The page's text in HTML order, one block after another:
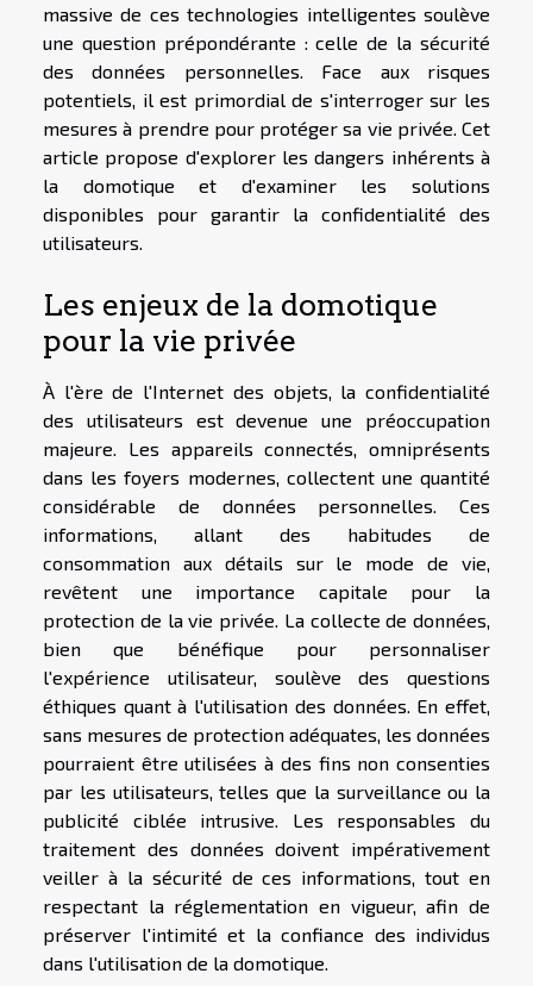
massive de ces technologies intelligentes soulève
une question prépondérante : celle de la sécurité
des données personnelles. Face aux risques
potentiels, il est primordial de s'interroger sur les
mesures à prendre pour protéger sa vie privée. Cet
article propose d'explorer les dangers inhérents à
la domotique et d'examiner les solutions
disponibles pour garantir la confidentialité des
utilisateurs.
Les enjeux de la domotique
pour la vie privée
À l'ère de l'Internet des objets, la confidentialité
des utilisateurs est devenue une préoccupation
majeure. Les appareils connectés, omniprésents
dans les foyers modernes, collectent une quantité
considérable de données personnelles. Ces
informations, allant des habitudes de
consommation aux détails sur le mode de vie,
revêtent une importance capitale pour la
protection de la vie privée. La collecte de données,
bien que bénéfique pour personnaliser
l'expérience utilisateur, soulève des questions
éthiques quant à l'utilisation des données. En effet,
sans mesures de protection adéquates, les données
pourraient être utilisées à des fins non consenties
par les utilisateurs, telles que la surveillance ou la
publicité ciblée intrusive. Les responsables du
traitement des données doivent impérativement
veiller à la sécurité de ces informations, tout en
respectant la réglementation en vigueur, afin de
préserver l'intimité et la confiance des individus
dans l'utilisation de la domotique.